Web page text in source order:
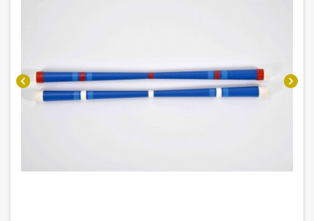
chevron_left chevron_right